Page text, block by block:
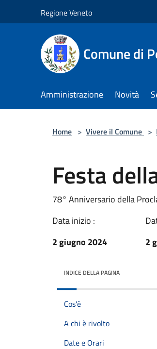
Regione Veneto
Comune di
Amministrazione Novità
Home > Vivere il Comune >
Festa
78° Anniversario della
Data inizio :
2 giugno 2024
2
INDICE DELLA PAGINA
Cos'è
A chi è rivolto
Date e Orari